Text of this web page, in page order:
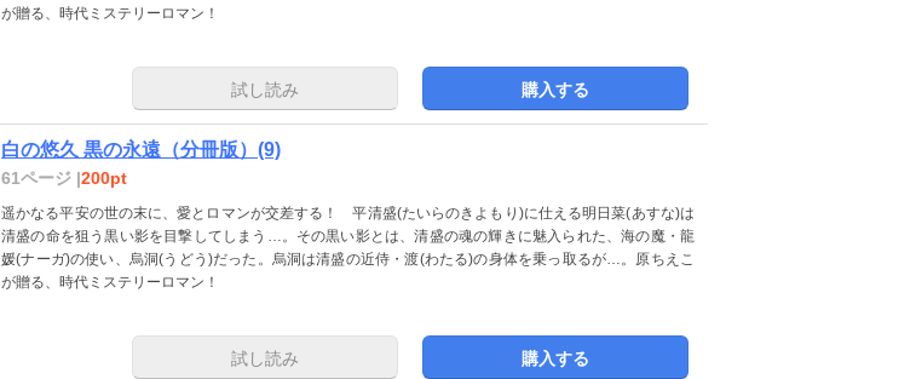
が贈る、時代ミステリーロマン！
試し読み 購入する
白の悠久 黒の永遠（分冊版）(9)
61ページ |200pt
遥かなる平安の世の末に、愛とロマンが交差する！ 平清盛(たいらのきよもり)に仕える明日菜(あすな)は
清盛の命を狙う黒い影を目撃してしまう…。その黒い影とは、清盛の魂の輝きに魅入られた、海の魔・龍
媛(ナーガ)の使い、烏洞(うどう)だった。烏洞は清盛の近侍・渡(わたる)の身体を乗っ取るが…。原ちえこ
が贈る、時代ミステリーロマン！
試し読み 購入する